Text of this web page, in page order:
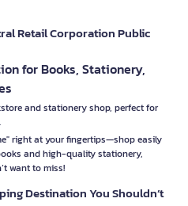
Retail Corporation Public
for Books, Stationery,
and stationery shop, perfect for
right at your fingertips—shop easily
and high-quality stationery,
want to miss!
Destination You Shouldn’t